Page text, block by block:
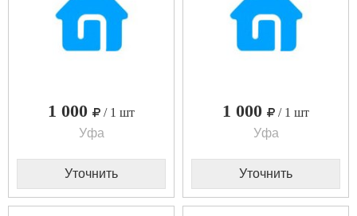
1 000
/ 1 шт
Уфа
Уточнить
1 000
/ 1 шт
Уфа
Уточнить